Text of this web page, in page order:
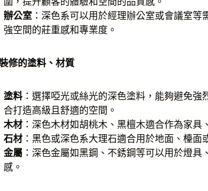
辦公室 ：深色系可以用於經理辦公室或會議室
強空間的莊重感和專業度。
修的塗料、材質
塗料 ：選擇啞光或絲光的深色塗料，能夠避免
合打造高級且舒適的空間。
木材 ：深色木材如胡桃木、黑檀木適合作為家
石材 ：黑色或深色系大理石適合用於地面、檯面
金屬 ：深色金屬如黑鋼、不銹鋼等可以用於燈
感。